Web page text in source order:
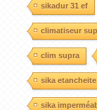
sikadur 31 ef
climatiseur
clim supra
sika etancheite
sika